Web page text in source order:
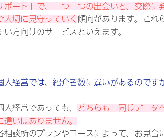
ポート」で、一つ一つの出会いと、交際に
大切に見守っていく 傾向があります。これ
い方向けのサービスといえます。
人経営では、紹介者数に違いがあるのです
人経営であっても、
どちらも 同じデータ
違いはありません。
相談所のプランやコースによって、お見合